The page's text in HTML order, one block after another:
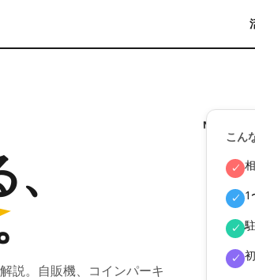
説。自販機、コインパーキ
NEW!
こん
✓
✓ 1
✓
✓